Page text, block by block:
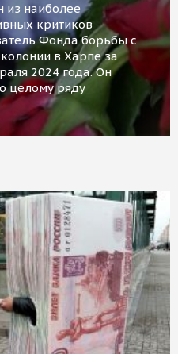
из наиболее
критиков
Фонда борьбы с
в Харпе за
2024 года. Он
целому ряду